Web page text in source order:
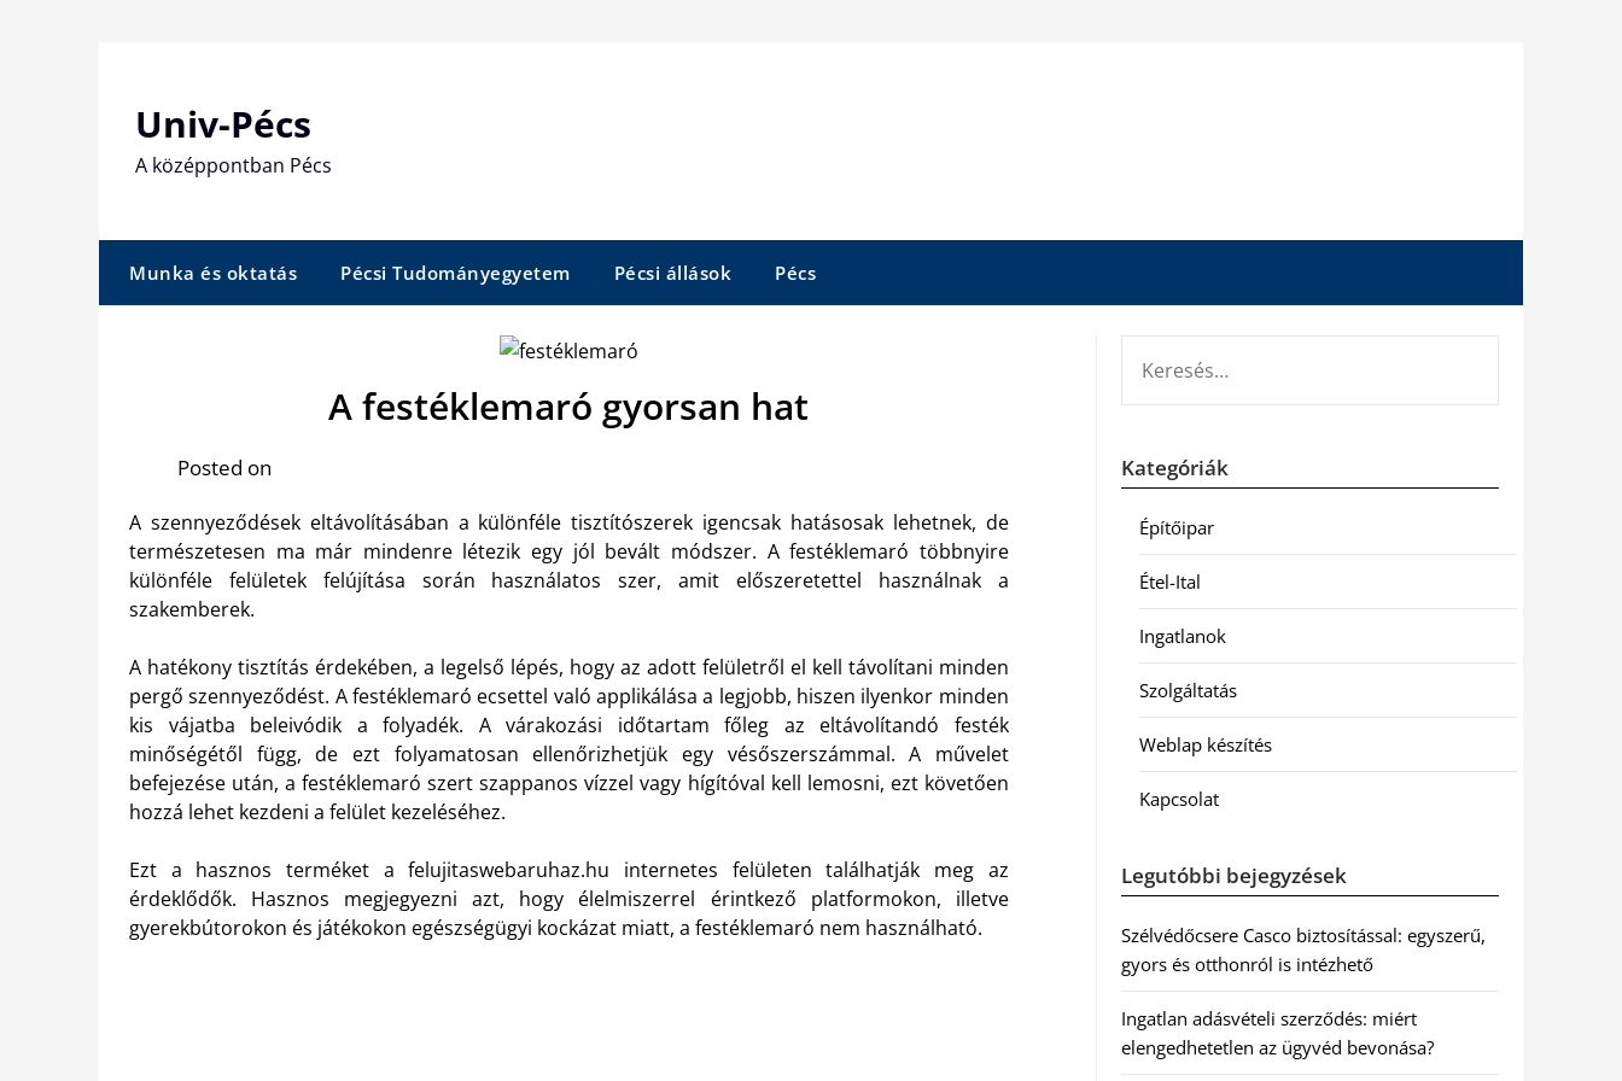
Univ-Pécs
A középpontban Pécs
Munka és oktatás Pécsi Tudományegyetem Pécsi állások Pécs
A festéklemaró gyorsan hat
Posted on
A szennyeződések eltávolításában a különféle tisztítószerek igencsak hatásosak lehetnek, de
természetesen ma már mindenre létezik egy jól bevált módszer. A festéklemaró többnyire
különféle felületek felújítása során használatos szer, amit előszeretettel használnak a
szakemberek.
A hatékony tisztítás érdekében, a legelső lépés, hogy az adott felületről el kell távolítani minden
pergő szennyeződést. A festéklemaró ecsettel való applikálása a legjobb, hiszen ilyenkor minden
kis vájatba beleivódik a folyadék. A várakozási időtartam főleg az eltávolítandó festék
minőségétől függ, de ezt folyamatosan ellenőrizhetjük egy vésőszerszámmal. A művelet
befejezése után, a festéklemaró szert szappanos vízzel vagy hígítóval kell lemosni, ezt követően
hozzá lehet kezdeni a felület kezeléséhez.
Ezt a hasznos terméket a felujitaswebaruhaz.hu internetes felületen találhatják meg az
érdeklődők. Hasznos megjegyezni azt, hogy élelmiszerrel érintkező platformokon, illetve
gyerekbútorokon és játékokon egészségügyi kockázat miatt, a festéklemaró nem használható.
Kategóriák
Építőipar
Étel-Ital
Ingatlanok
Szolgáltatás
Weblap készítés
Kapcsolat
Legutóbbi bejegyzések
Szélvédőcsere Casco biztosítással: egyszerű,
gyors és otthonról is intézhető
Ingatlan adásvételi szerződés: miért
elengedhetetlen az ügyvéd bevonása?